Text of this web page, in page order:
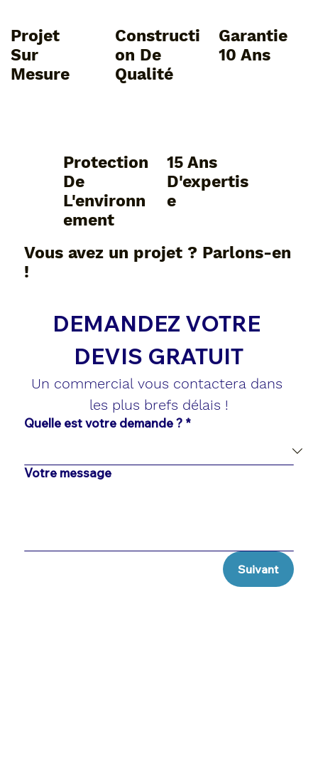
Projet
Sur
Mesure
Constructi
On De
Qualité
Garantie
10 Ans
Protection
De
L'environn
Ement
15 Ans
D'expertis
E
Vous avez un projet ? Parlons-en
!
DEVIS GRATUIT
Un commercial vous contactera dans
les plus brefs délais !
Quelle est votre demande ? *
Votre message
Suivant